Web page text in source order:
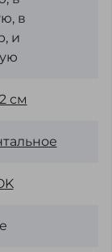
в
и
см